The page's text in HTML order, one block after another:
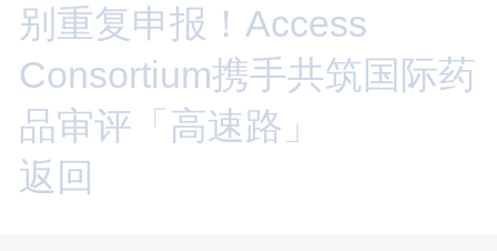
别重复申报！Access
Consortium携手共筑国际药
品审评「高速路」
返回